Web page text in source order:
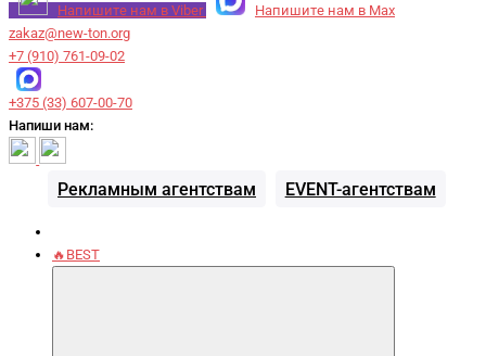
Напишите нам в Viber
Напишите нам в Max
zakaz@new-ton.org
+7 (910) 761-09-02
+375 (33) 607-00-70
Напиши нам:
Рекламным агентствам EVENT-агентствам
🔥BEST